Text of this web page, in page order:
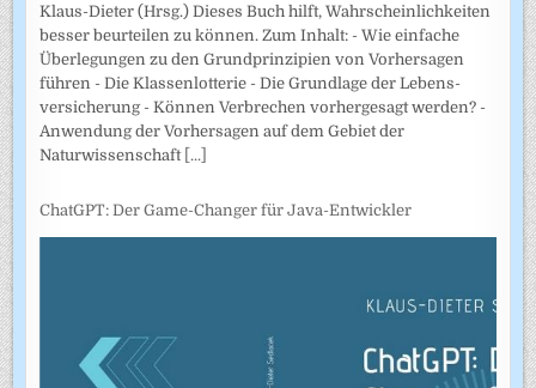
Klaus-Dieter (Hrsg.) Dieses Buch hilft, Wahrscheinlichkeiten
besser beurteilen zu können. Zum Inhalt: - Wie einfache
Überlegungen zu den Grundprinzipien von Vorhersagen
führen - Die Klassenlotterie - Die Grundlage der Lebens­
versicherung - Können Verbrechen vorhergesagt werden? -
Anwendung der Vorhersagen auf dem Gebiet der
Naturwissenschaft [...]
ChatGPT: Der Game-Changer für Java-Entwickler